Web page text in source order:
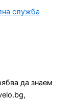
служба
да знаем